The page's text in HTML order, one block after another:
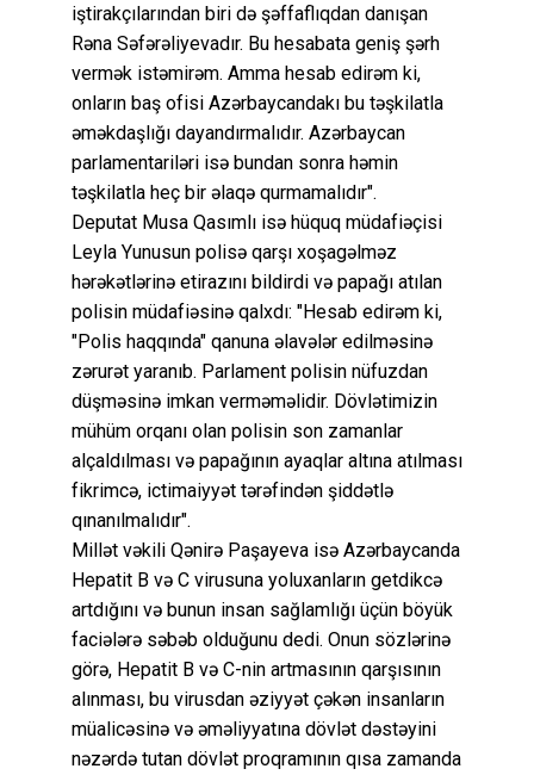
iştirakçılarından biri də şəffaflıqdan danışan
Rəna Səfərəliyevadır. Bu hesabata geniş şərh
vermək istəmirəm. Amma hesab edirəm ki,
onların baş ofisi Azərbaycandakı bu təşkilatla
əməkdaşlığı dayandırmalıdır. Azərbaycan
parlamentariləri isə bundan sonra həmin
təşkilatla heç bir əlaqə qurmamalıdır".
Deputat Musa Qasımlı isə hüquq müdafiəçisi
Leyla Yunusun polisə qarşı xoşagəlməz
hərəkətlərinə etirazını bildirdi və papağı atılan
polisin müdafiəsinə qalxdı: "Hesab edirəm ki,
"Polis haqqında" qanuna əlavələr edilməsinə
zərurət yaranıb. Parlament polisin nüfuzdan
düşməsinə imkan verməməlidir. Dövlətimizin
mühüm orqanı olan polisin son zamanlar
alçaldılması və papağının ayaqlar altına atılması
fikrimcə, ictimaiyyət tərəfindən şiddətlə
qınanılmalıdır".
Millət vəkili Qənirə Paşayeva isə Azərbaycanda
Hepatit B və C virusuna yoluxanların getdikcə
artdığını və bunun insan sağlamlığı üçün böyük
faciələrə səbəb olduğunu dedi. Onun sözlərinə
görə, Hepatit B və C-nin artmasının qarşısının
alınması, bu virusdan əziyyət çəkən insanların
müalicəsinə və əməliyyatına dövlət dəstəyini
nəzərdə tutan dövlət proqramının qısa zamanda